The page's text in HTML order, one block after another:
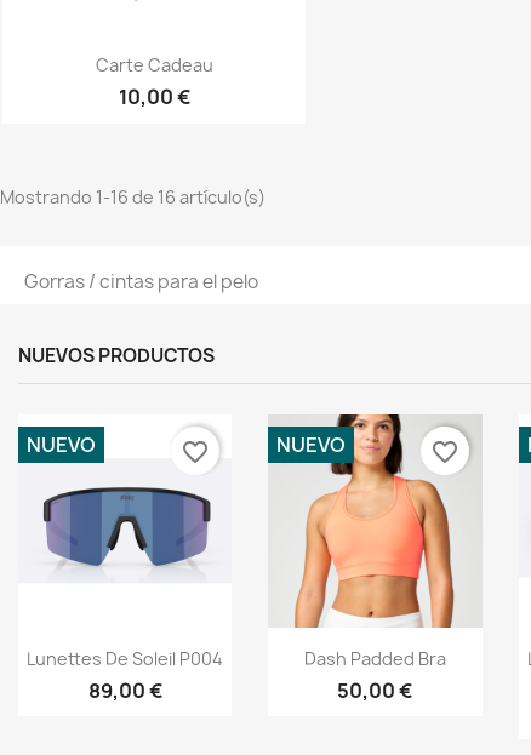
Vista rápida
Carte Cadeau
10,00 €
Mostrando 1-16 de 16 artículo(s)
Gorras / cintas para el pelo
NUEVOS PRODUCTOS
Vista rápida
Lunettes De Soleil P004
89,00 €
NUEVO favorite_border
Vista rápida
Dash Padded Bra
50,00 €
NUEVO favorite_border